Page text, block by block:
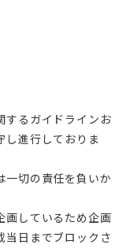
するガイドラインお
し進行しておりま
一切の責任を負いか
画しているため企画
当日までブロックさ